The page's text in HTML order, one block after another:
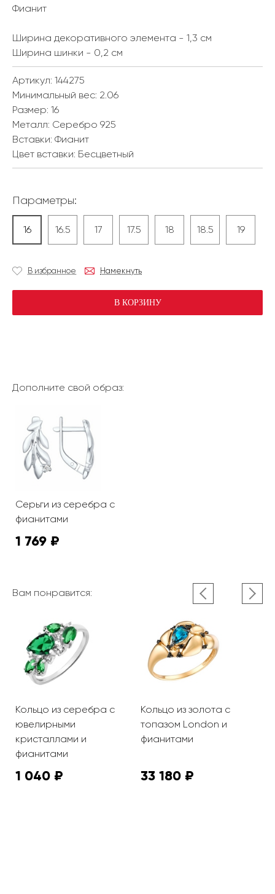
Фианит
Ширина декоративного элемента - 1,3 см
Ширина шинки - 0,2 см
Артикул: 144275
Минимальный вес: 2.06
Размер: 16
Металл: Серебро 925
Вставки: Фианит
Цвет вставки: Бесцветный
Параметры:
16 16.5 17 17.5 18 18.5 19
В избранное Намекнуть
В КОРЗИНУ
Дополните свой образ:
Серьги из серебра с
фианитами
1 769 ₽
Вам понравится:
Кольцо из серебра с
ювелирными
кристаллами и
фианитами
1 040 ₽
Кольцо из золота с
топазом London и
фианитами
33 180 ₽